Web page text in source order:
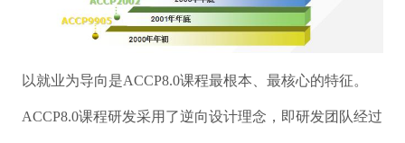
以就业为导向是ACCP8.0课程最根本、最核心的特征。
ACCP8.0课程研发采用了逆向设计理念，即研发团队经过